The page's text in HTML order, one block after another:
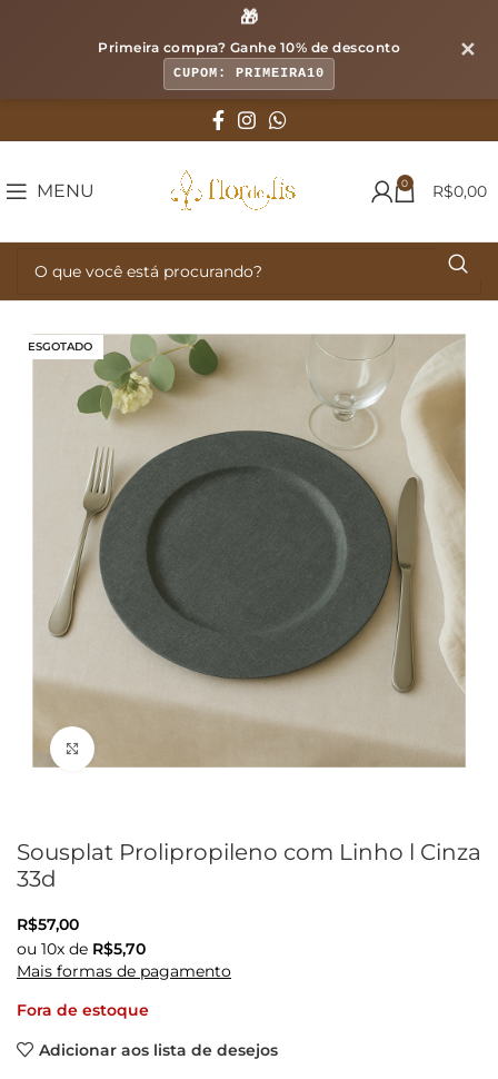
🎁
Primeira compra? Ganhe 10% de desconto
CUPOM: PRIMEIRA10
✕
MENU 0 R$0,00
ESGOTADO
Sousplat Prolipropileno com Linho l Cinza
33d
R$57,00
ou 10x de R$5,70
Mais formas de pagamento
Fora de estoque
Adicionar aos lista de desejos